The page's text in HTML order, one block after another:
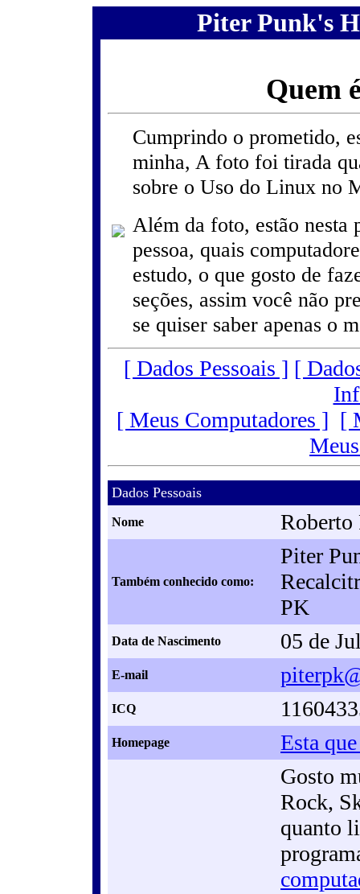
Piter Punk's
Quem
Cumprindo o prometido,
minha, A foto foi tirada
sobre o Uso do Linux no
Além da foto, estão nesta
pessoa, quais
estudo, o que gosto de
seções, assim você não
se quiser saber apenas o
[ Dados Pessoais ] [
[ Meus Computadores ] [
Dados Pessoais
Nome Roberto
Também conhecido como:
Piter
PK
Data de Nascimento 05 de
E-mail
ICQ
Homepage Esta
Gosto
Rock,
quanto